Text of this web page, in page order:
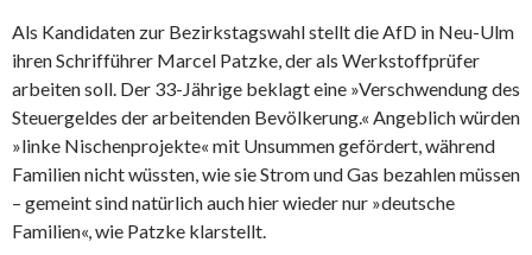
Als Kandidaten zur Bezirkstagswahl stellt die AfD in Neu-Ulm
ihren Schrifführer Marcel Patzke, der als Werkstoffprüfer
arbeiten soll. Der 33-Jährige beklagt eine »Verschwendung des
Steuergeldes der arbeitenden Bevölkerung.« Angeblich würden
»linke Nischenprojekte« mit Unsummen gefördert, während
Familien nicht wüssten, wie sie Strom und Gas bezahlen müssen
– gemeint sind natürlich auch hier wieder nur »deutsche
Familien«, wie Patzke klarstellt.